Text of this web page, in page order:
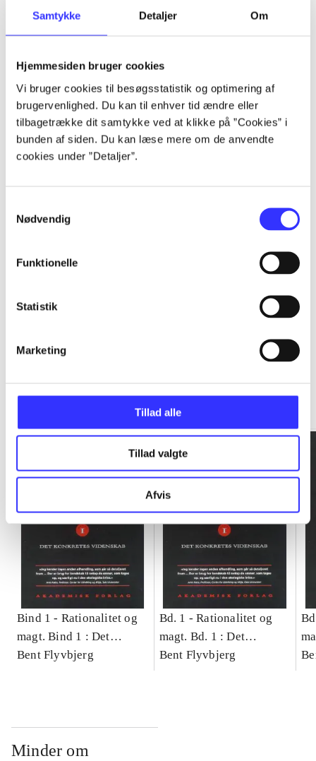
Samtykke Detaljer Om
Hjemmesiden bruger cookies
Vi bruger cookies til besøgsstatistik og optimering af
brugervenlighed. Du kan til enhver tid ændre eller
tilbagetrække dit samtykke ved at klikke på ”Cookies” i
bunden af siden. Du kan læse mere om de anvendte
cookies under ”Detaljer”.
Nødvendig
Funktionelle
Statistik
Marketing
Tillad alle
Tillad valgte
Afvis
Artikler
...
...
...
...
Gå til serien
Bind 1 - Rationalitet og
magt. Bind 1 : Det
konkretes videnskab
Bent Flyvbjerg
Bd. 1 -Rationalitet og
magt. Bd. 1 : Det
konkretes videnskab
Bent Flyvbjerg
Minder om